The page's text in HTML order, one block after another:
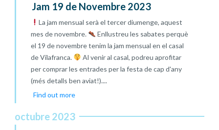
Jam 19 de Novembre 2023
La jam mensual serà el tercer diumenge, aquest
mes de novembre.
Enllustreu les sabates perquè
el 19 de novembre tenim la jam mensual en el casal
de Vilafranca.
Al venir al casal, podreu aprofitar
per comprar les entrades per la festa de cap d'any
(més detalls ben aviat!)....
Find out more
octubre 2023